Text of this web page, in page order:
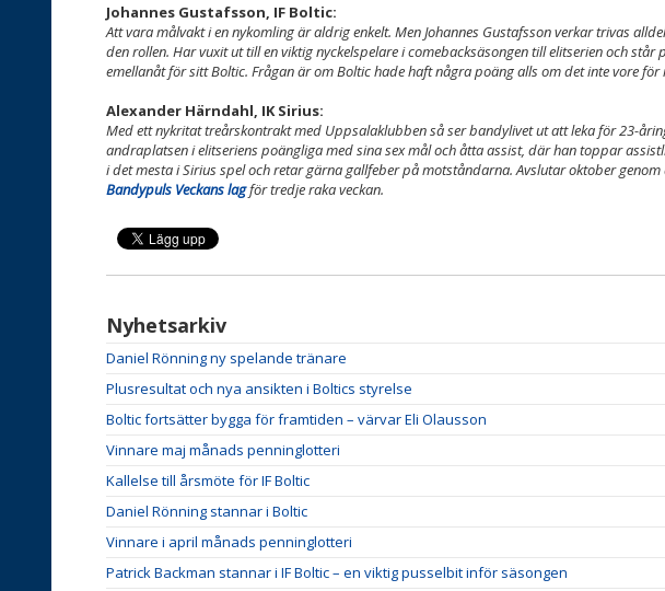
Johannes Gustafsson, IF Boltic:
Att vara målvakt i en nykomling är aldrig enkelt. Men Johannes Gustafsson verkar trivas
den rollen. Har vuxit ut till en viktig nyckelspelare i comebacksäsongen till elitserien och står
emellanåt för sitt Boltic. Frågan är om Boltic hade haft några poäng alls om det inte vore för
Alexander Härndahl, IK Sirius:
Med ett nykritat treårskontrakt med Uppsalaklubben så ser bandylivet ut att leka för 23-
andraplatsen i elitseriens poängliga med sina sex mål och åtta assist, där han toppar
i det mesta i Sirius spel och retar gärna gallfeber på motståndarna. Avslutar oktober
Bandypuls Veckans lagför tredje raka veckan.
Nyhetsarkiv
Daniel Rönning ny spelande tränare
Plusresultat och nya ansikten i Boltics styrelse
Boltic fortsätter bygga för framtiden – värvar Eli Olausson
Vinnare maj månads penninglotteri
Kallelse till årsmöte för IF Boltic
Daniel Rönning stannar i Boltic
Vinnare i april månads penninglotteri
Patrick Backman stannar i IF Boltic – en viktig pusselbit inför säsongen